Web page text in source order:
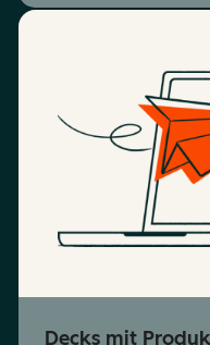
Decks mit